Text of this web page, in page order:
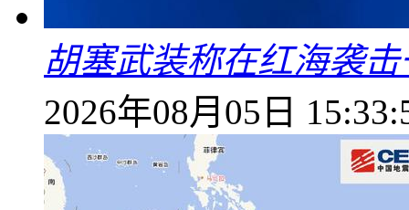
胡塞武装称在红海袭
2026年08月05日